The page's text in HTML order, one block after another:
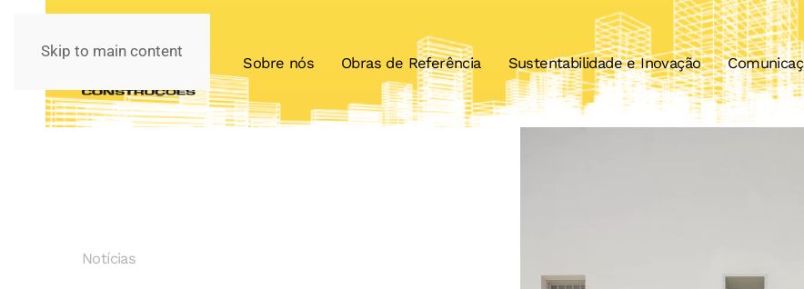
Skip to main content
Sobre nós Obras de Referência Sustentabilidade e Inovação
Notícias